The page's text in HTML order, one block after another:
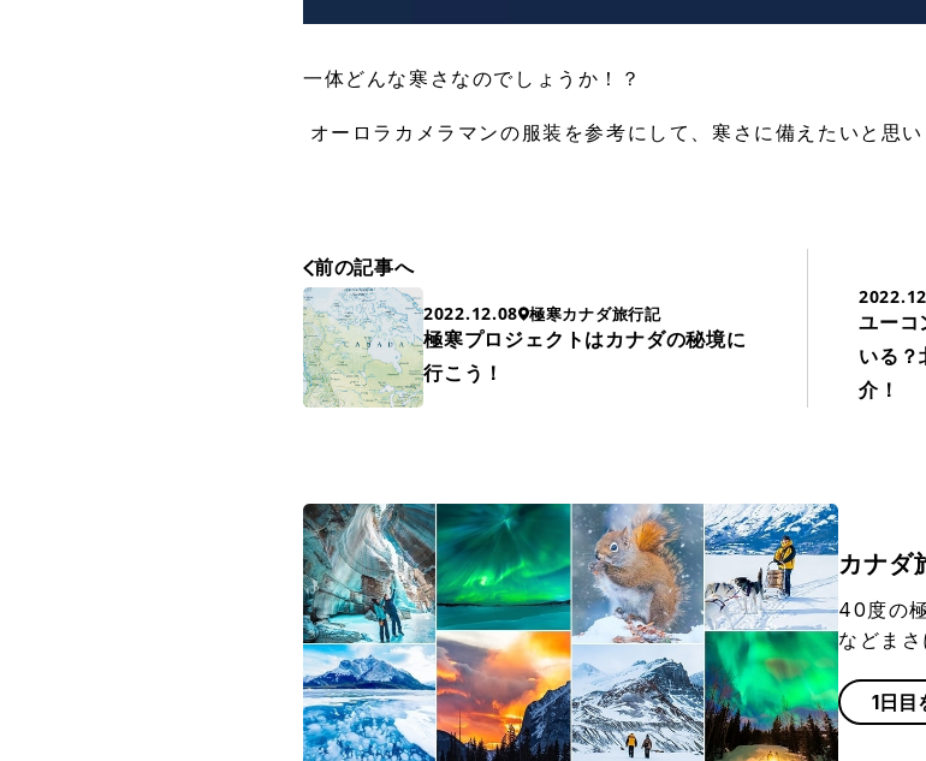
一体どんな寒さなのでしょうか！？
オーロラカメラマンの服装を参考にして、寒さに備えたいと思い
前の記事へ
2022.12.08 極寒カナダ旅行記
極寒プロジェクトはカナダの秘境に
行こう！
ユーコ
いる？
介！
カナダ
40度の
などま
1日目